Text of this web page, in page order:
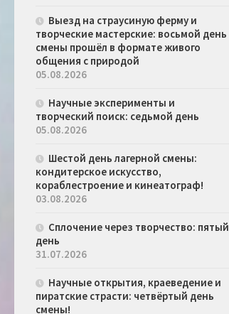
Выезд на страусиную ферму и
творческие мастерские: восьмой день
смены прошёл в формате живого
общения с природой
05.08.2026
Научные эксперименты и
творческий поиск: седьмой день
05.08.2026
Шестой день лагерной смены:
кондитерское искусство,
кораблестроение и кинеатограф!
03.08.2026
Сплочение через творчество: пятый
день
31.07.2026
Научные открытия, краеведение и
пиратские страсти: четвёртый день
смены!